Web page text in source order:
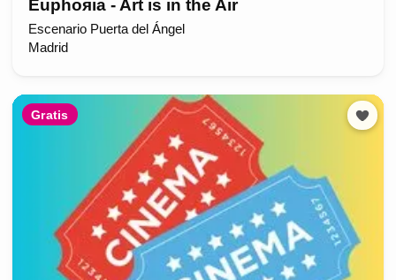
Euphoяia - Art is in the Air
Escenario Puerta del Ángel
Madrid
Gratis